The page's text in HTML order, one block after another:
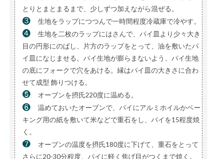
とりとまとまるまで、少しずつ加えながら混ぜる。
❸ 生地をラップにつつんで一時間程度冷蔵庫で冷やす。
❹
生地を二枚のラップにはさんで、パイ皿より少々大き
目の円形にのばし、片方のラップをとって、油を敷いたパ
イ皿になじませる。パイ生地が膨らまないよう、パイ生地
の底にフォークで穴をあける。縁はパイ皿の大きさに合わ
せて成型 飾りつける。
❺ オーブンを摂氏220度に温める。
❻
温めておいたオーブンで、パイにアルミホイルかベー
キング用の紙を敷いて米などで重石をし、パイを15程度焼
く。
❼
オーブンの温度を摂氏180度に下げて、重石をとって
さらに20-30分程度、パイに軽く焦げ目がつくまで焼く。